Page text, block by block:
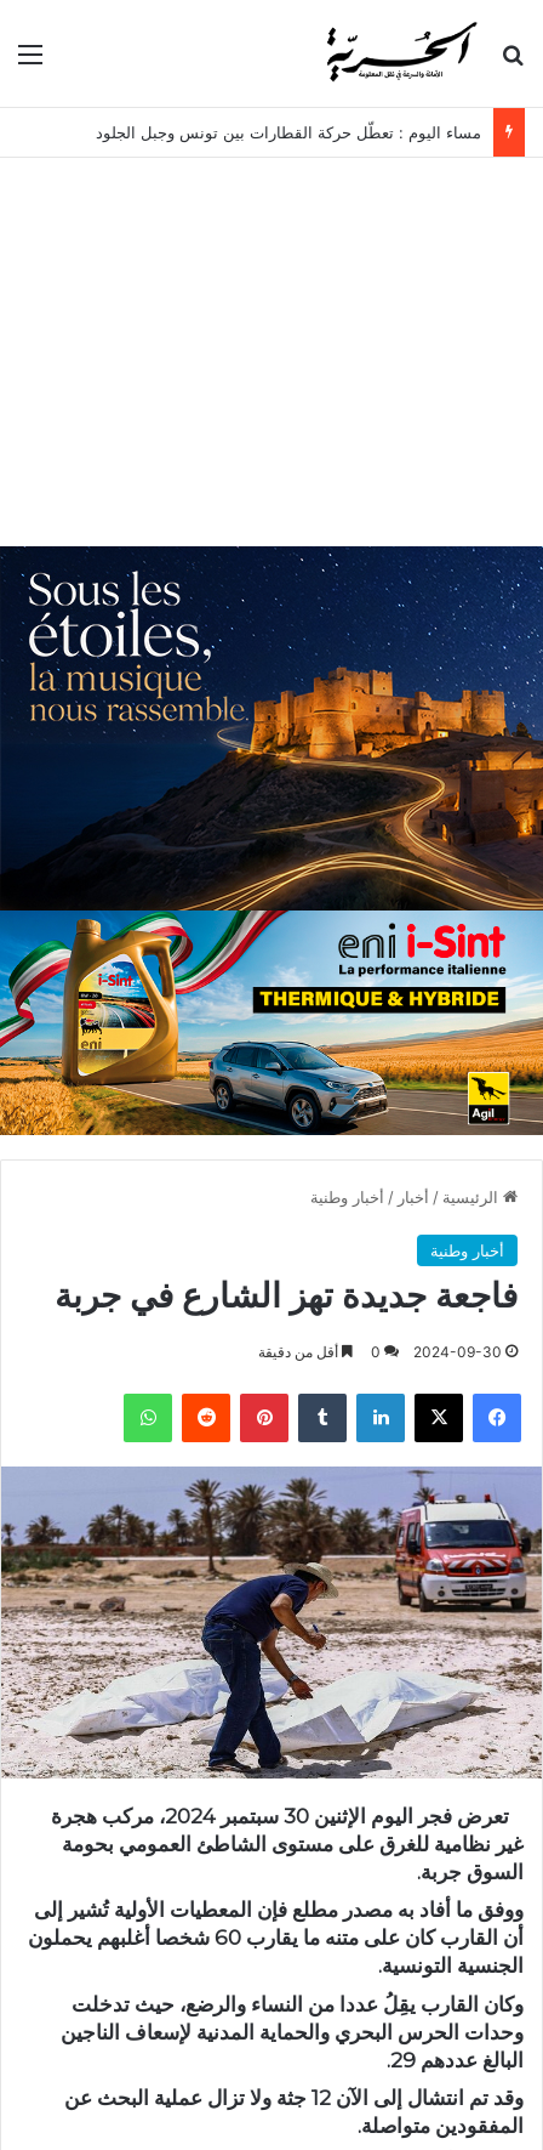
بحث عن
مساء اليوم : تعطّل حركة القطارات بين تونس وجبل الجلود
الرئيسية / أخبار / أخبار وطنية
أخبار وطنية
فاجعة جديدة تهز الشارع في جربة
2024-09-30
0 أقل من دقيقة
فيسبوك X لينكدإن بينتيريست واتساب
تعرض فجر اليوم الإثنين 30 سبتمبر 2024، مركب هجرة
غير نظامية للغرق على مستوى الشاطئ العمومي بحومة
السوق جربة.
ووفق ما أفاد به مصدر مطلع فإن المعطيات الأولية تُشير إلى
أن القارب كان على متنه ما يقارب 60 شخصا أغلبهم يحملون
الجنسية التونسية.
وكان القارب يقِلُ عددا من النساء والرضع، حيث تدخلت
وحدات الحرس البحري والحماية المدنية لإسعاف الناجين
البالغ عددهم 29.
وقد تم انتشال إلى الآن 12 جثة ولا تزال عملية البحث عن
المفقودين متواصلة.